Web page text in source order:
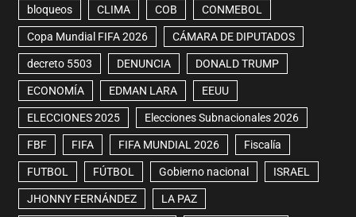
bloqueos CLIMA COB CONMEBOL
Copa Mundial FIFA 2026 CÁMARA DE DIPUTADOS
decreto 5503 DENUNCIA DONALD TRUMP
ECONOMÍA EDMAN LARA EEUU
ELECCIONES 2025 Elecciones Subnacionales 2026
FBF FIFA FIFA MUNDIAL 2026 Fiscalía
FUTBOL FÚTBOL Gobierno nacional ISRAEL
JHONNY FERNÁNDEZ LA PAZ